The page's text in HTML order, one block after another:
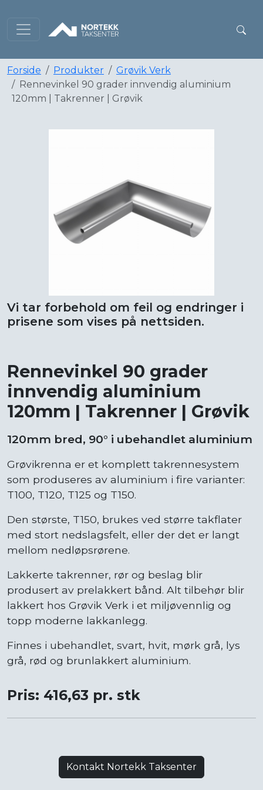
Forside Produkter
Grøvik Verk
Rennevinkel 90 grader innvendig aluminium
120mm | Takrenner | Grøvik
Vi tar forbehold om feil og endringer i
prisene som vises på nettsiden.
Rennevinkel 90 grader
innvendig aluminium
120mm | Takrenner | Grøvik
120mm bred, 90° i ubehandlet aluminium
Grøvikrenna er et komplett takrennesystem
som produseres av aluminium i fire varianter:
T100, T120, T125 og T150.
Den største, T150, brukes ved større takflater
med stort nedslagsfelt, eller der det er langt
mellom nedløpsrørene.
Lakkerte takrenner, rør og beslag blir
produsert av prelakkert bånd. Alt tilbehør blir
lakkert hos Grøvik Verk i et miljøvennlig og
topp moderne lakkanlegg.
Finnes i ubehandlet, svart, hvit, mørk grå, lys
grå, rød og brunlakkert aluminium.
Pris: 416,63 pr. stk
Kontakt Nortekk Taksenter